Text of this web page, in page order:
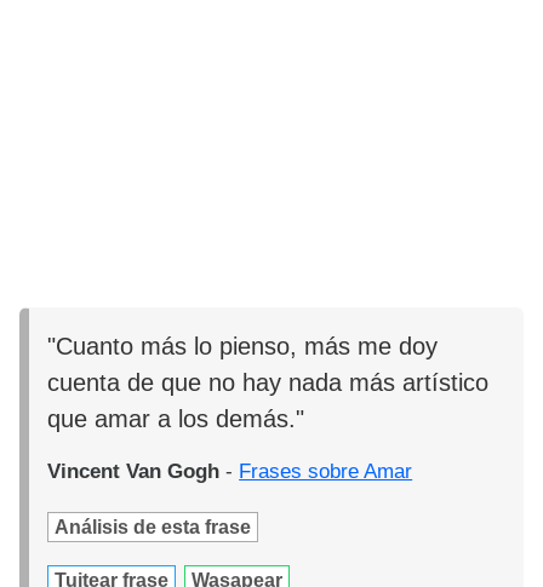
"Cuanto más lo pienso, más me doy
cuenta de que no hay nada más artístico
que amar a los demás."
Vincent Van Gogh - Frases sobre Amar
Análisis de esta frase
Tuitear frase Wasapear